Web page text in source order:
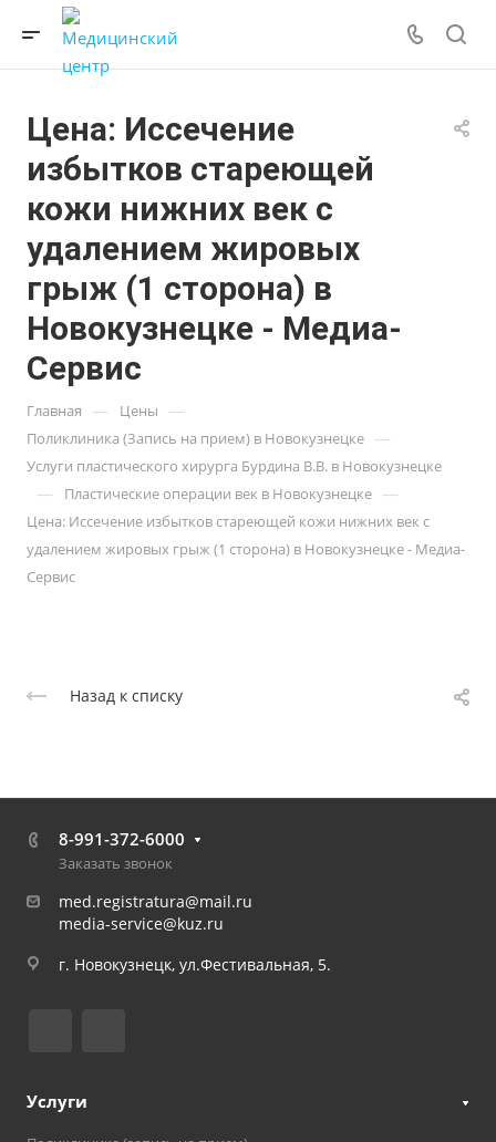
Цена: Иссечение
избытков стареющей
кожи нижних век с
удалением жировых
грыж (1 сторона) в
Новокузнецке - Медиа-
Сервис
Главная — Цены —
Поликлиника (Запись на прием) в Новокузнецке —
Услуги пластического хирурга Бурдина В.В. в Новокузнецке
— Пластические операции век в Новокузнецке —
Цена: Иссечение избытков стареющей кожи нижних век с
удалением жировых грыж (1 сторона) в Новокузнецке - Медиа-
Сервис
Назад к списку
8-991-372-6000
Заказать звонок
med.registratura@mail.ru
media-service@kuz.ru
г. Новокузнецк, ул.Фестивальная, 5.
Услуги